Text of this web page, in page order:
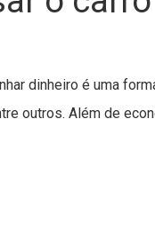
dinheiro é uma
outros. Além de